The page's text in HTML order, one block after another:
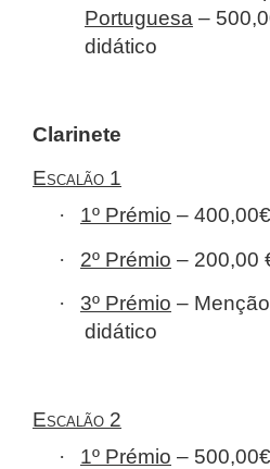
Portuguesa –
didático
Clarinete
Escalão 1
·
1º Prémio –
·
2º Prémio – 200,00
·
3º Prémio –
didático
Escalão 2
·
1º Prémio –